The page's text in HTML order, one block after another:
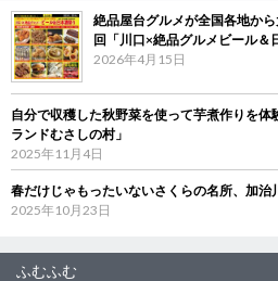
絶品屋台グルメが全国各地か
回「川口×絶品グルメビール＆
2026年4月15日
自分で収穫した秋野菜を使って芋煮作りを
ランドむさしの村」
2025年11月4日
春だけじゃもったいないさくらの名所、加治
2025年10月23日
ふむふむ